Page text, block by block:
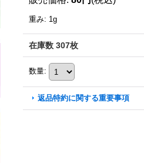
重み: 1g
在庫数 307枚
数量:
返品特約に関する重要事項